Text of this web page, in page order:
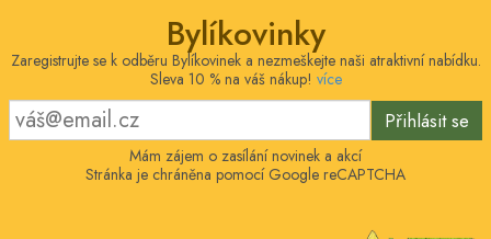
Bylíkovinky
Zaregistrujte se k odběru Bylíkovinek a nezmeškejte naši atraktivní nabídku.
Sleva 10 % na váš nákup! více
Přihlásit se
Mám zájem o zasílání novinek a akcí
Stránka je chráněna pomocí Google reCAPTCHA